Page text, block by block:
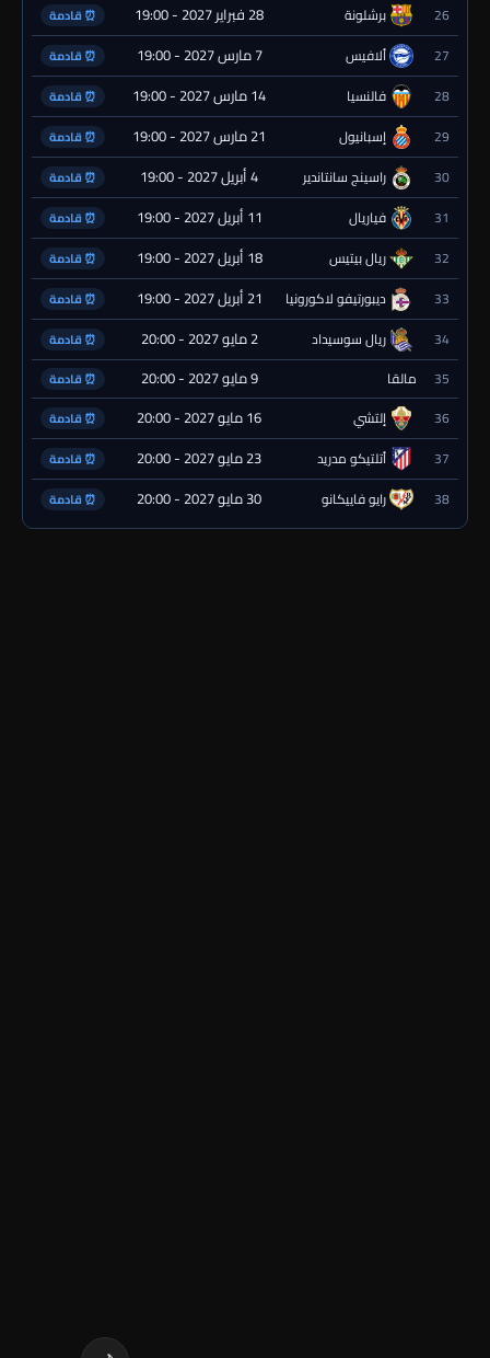
26 برشلونة 28 فبراير 2027 - 19:00 ⏰ قادمة
27 ألافيس 7 مارس 2027 - 19:00 ⏰ قادمة
28 فالنسيا 14 مارس 2027 - 19:00 ⏰ قادمة
29 إسبانيول 21 مارس 2027 - 19:00 ⏰ قادمة
30 راسينج سانتاندير 4 أبريل 2027 - 19:00 ⏰ قادمة
31 فياريال 11 أبريل 2027 - 19:00 ⏰ قادمة
32 ريال بيتيس 18 أبريل 2027 - 19:00 ⏰ قادمة
33 ديبورتيفو لاكورونيا 21 أبريل 2027 - 19:00 ⏰ قادمة
34 ريال سوسيداد 2 مايو 2027 - 20:00 ⏰ قادمة
35 مالقا 9 مايو 2027 - 20:00 ⏰ قادمة
36 إلتشي 16 مايو 2027 - 20:00 ⏰ قادمة
37 أتلتيكو مدريد 23 مايو 2027 - 20:00 ⏰ قادمة
38 رايو فاييكانو 30 مايو 2027 - 20:00 ⏰ قادمة